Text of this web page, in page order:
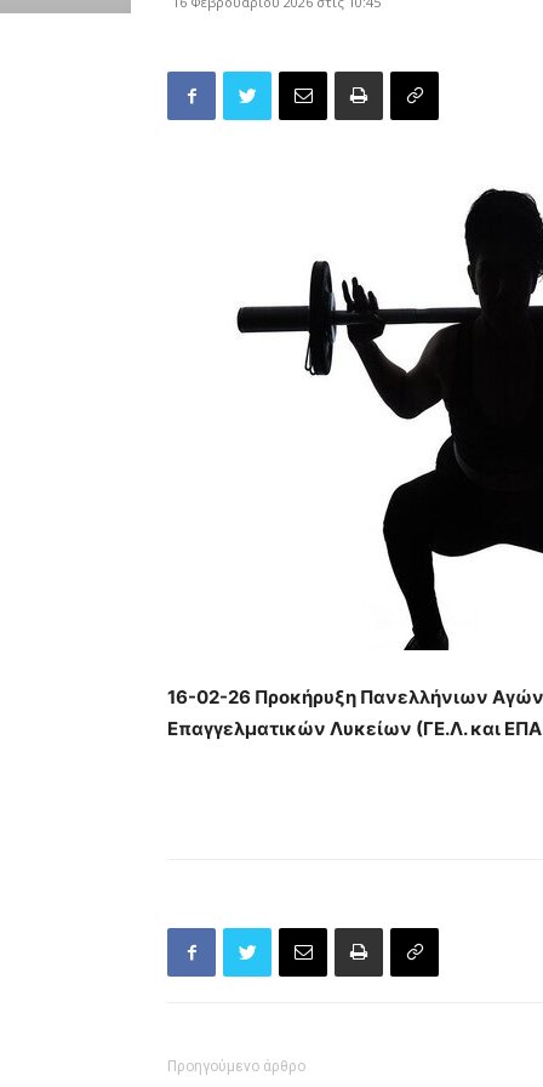
16-02-26 Προκήρυξη Πανελλήνιων
Επαγγελματικών Λυκείων (ΓΕ.Λ. και
Προηγούμενο άρθρο